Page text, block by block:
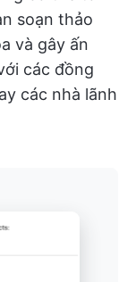
soạn thảo
và gây ấn
các đồng
các nhà lãnh